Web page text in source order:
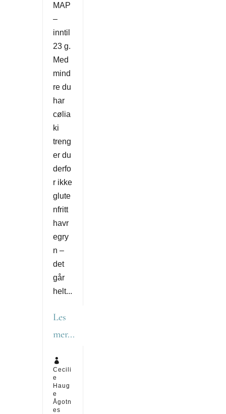
MAP
–
inntil
23 g.
Med
mind
re du
har
cølia
ki
treng
er du
derfo
r ikke
glute
nfritt
havr
egry
n –
det
går
helt...
Les
mer...

Cecili
e
Haug
e
Ågotn
es